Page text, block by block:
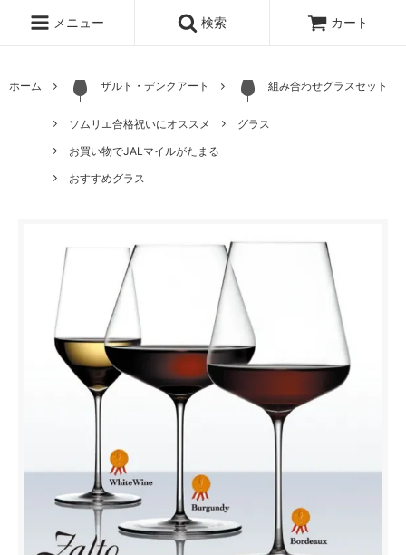
メニュー 検索 カート
ホーム ザルト・デンクアート 組み合わせグラスセット
ソムリエ合格祝いにオススメ
グラス
お買い物でJALマイルがたまる
おすすめグラス